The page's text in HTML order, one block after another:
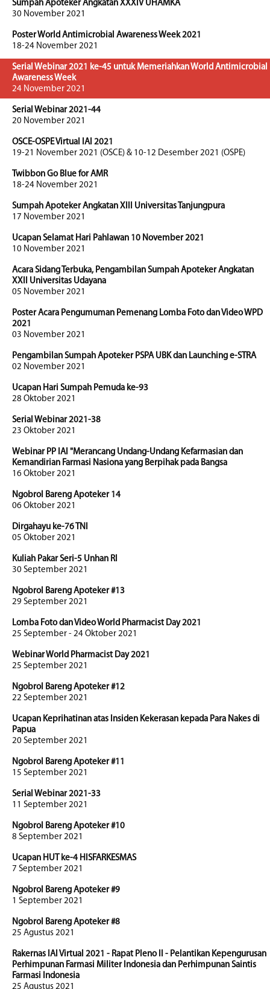
Sumpah Apoteker Angkatan XXXIV UHAMKA
30 November 2021
Poster World Antimicrobial Awareness Week 2021
18-24 November 2021
Serial Webinar 2021 ke-45 untuk Memeriahkan World Antimicrobial
Awareness Week
24 November 2021
Serial Webinar 2021-44
20 November 2021
OSCE-OSPE Virtual IAI 2021
19-21 November 2021 (OSCE) & 10-12 Desember 2021 (OSPE)
Twibbon Go Blue for AMR
18-24 November 2021
Sumpah Apoteker Angkatan XIII Universitas Tanjungpura
17 November 2021
Ucapan Selamat Hari Pahlawan 10 November 2021
10 November 2021
Acara Sidang Terbuka, Pengambilan Sumpah Apoteker Angkatan
XXII Universitas Udayana
05 November 2021
Poster Acara Pengumuman Pemenang Lomba Foto dan Video WPD
2021
03 November 2021
Pengambilan Sumpah Apoteker PSPA UBK dan Launching e-STRA
02 November 2021
Ucapan Hari Sumpah Pemuda ke-93
28 Oktober 2021
Serial Webinar 2021-38
23 Oktober 2021
Webinar PP IAI "Merancang Undang-Undang Kefarmasian dan
Kemandirian Farmasi Nasiona yang Berpihak pada Bangsa
16 Oktober 2021
Ngobrol Bareng Apoteker 14
06 Oktober 2021
Dirgahayu ke-76 TNI
05 Oktober 2021
Kuliah Pakar Seri-5 Unhan RI
30 September 2021
Ngobrol Bareng Apoteker #13
29 September 2021
Lomba Foto dan Video World Pharmacist Day 2021
25 September - 24 Oktober 2021
Webinar World Pharmacist Day 2021
25 September 2021
Ngobrol Bareng Apoteker #12
22 September 2021
Ucapan Keprihatinan atas Insiden Kekerasan kepada Para Nakes di
Papua
20 September 2021
Ngobrol Bareng Apoteker #11
15 September 2021
Serial Webinar 2021-33
11 September 2021
Ngobrol Bareng Apoteker #10
8 September 2021
Ucapan HUT ke-4 HISFARKESMAS
7 September 2021
Ngobrol Bareng Apoteker #9
1 September 2021
Ngobrol Bareng Apoteker #8
25 Agustus 2021
Rakernas IAI Virtual 2021 - Rapat Pleno II - Pelantikan Kepengurusan
Perhimpunan Farmasi Militer Indonesia dan Perhimpunan Saintis
Farmasi Indonesia
25 Agustus 2021